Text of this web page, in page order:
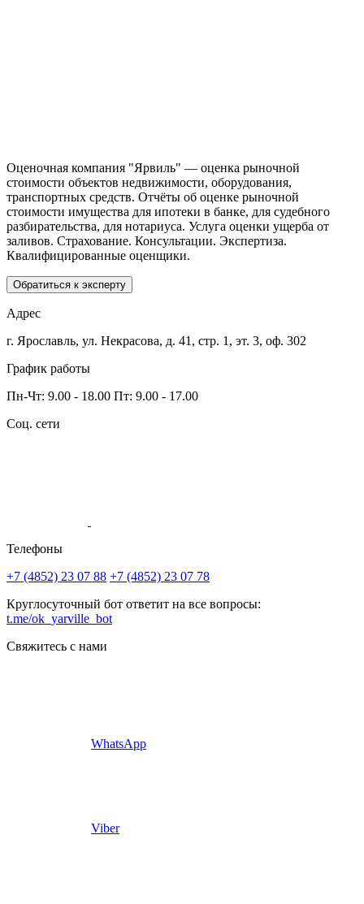
Оценочная компания "Ярвиль" — оценка рыночной
стоимости объектов недвижимости, оборудования,
транспортных средств. Отчёты об оценке рыночной
стоимости имущества для ипотеки в банке, для судебного
разбирательства, для нотариуса. Услуга оценки ущерба от
заливов. Страхование. Консультации. Экспертиза.
Квалифицированные оценщики.
Обратиться к эксперту
Адрес
г. Ярославль, ул. Некрасова, д. 41, стр. 1, эт. 3, оф. 302
График работы
Пн-Чт: 9.00 - 18.00 Пт: 9.00 - 17.00
Соц. сети
Телефоны
+7 (4852) 23 07 88 +7 (4852) 23 07 78
Круглосуточный бот ответит на все вопросы:
t.me/ok_yarville_bot
Свяжитесь с нами
WhatsApp
Viber